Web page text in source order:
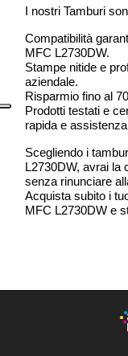
I nostri Tamburi
Compatibilità
MFC L2730DW.
Stampe nitide e
aziendale.
Risparmio fino al
Prodotti testati e
rapida e
Scegliendo i
L2730DW, avrai la
senza rinunciare
Acquista subito i
MFC L2730DW e